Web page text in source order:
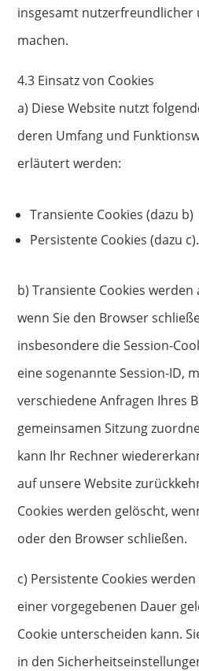
insgesamt nutzerfreundlicher
machen.
4.3 Einsatz von Cookies
a) Diese Website nutzt
deren Umfang und
erläutert werden:
Transiente Cookies (dazu b)
Persistente Cookies (dazu c).
b) Transiente Cookies
wenn Sie den Browser
insbesondere die Session-
eine sogenannte Session-ID,
verschiedene Anfragen Ihres
gemeinsamen Sitzung
kann Ihr Rechner
auf unsere Website
Cookies werden gelöscht,
oder den Browser schließen.
c) Persistente Cookies
einer vorgegebenen Dauer
Cookie unterscheiden kann.
in den